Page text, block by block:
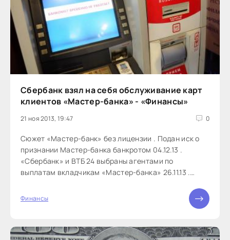
Сбербанк взял на себя обслуживание карт
клиентов «Мастер-банка» - «Финансы»
21 ноя 2013, 19:47 0
Сюжет «Мастер-банк» без лицензии . Подан иск о
признании Мастер-банка банкротом 04.12.13 .
«Сбербанк» и ВТБ 24 выбраны агентами по
выплатам вкладчикам «Мастер-банка» 26.11.13 .
прием карт в магазинах 25.11.13 . Сбербанк сможет
Финансы